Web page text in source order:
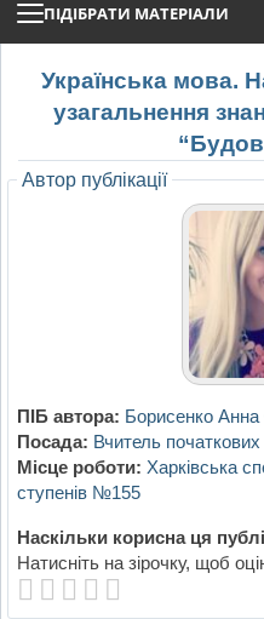
ПІДІБРАТИ МАТЕРІАЛИ
Українська мова.
узагальнення
Автор публікації
ПІБ автора: Борисенко Анна
Посада: Вчитель початкових
Місце роботи: Харківська
ступенів №155
Наскільки корисна ця
Натисніть на зірочку, щоб